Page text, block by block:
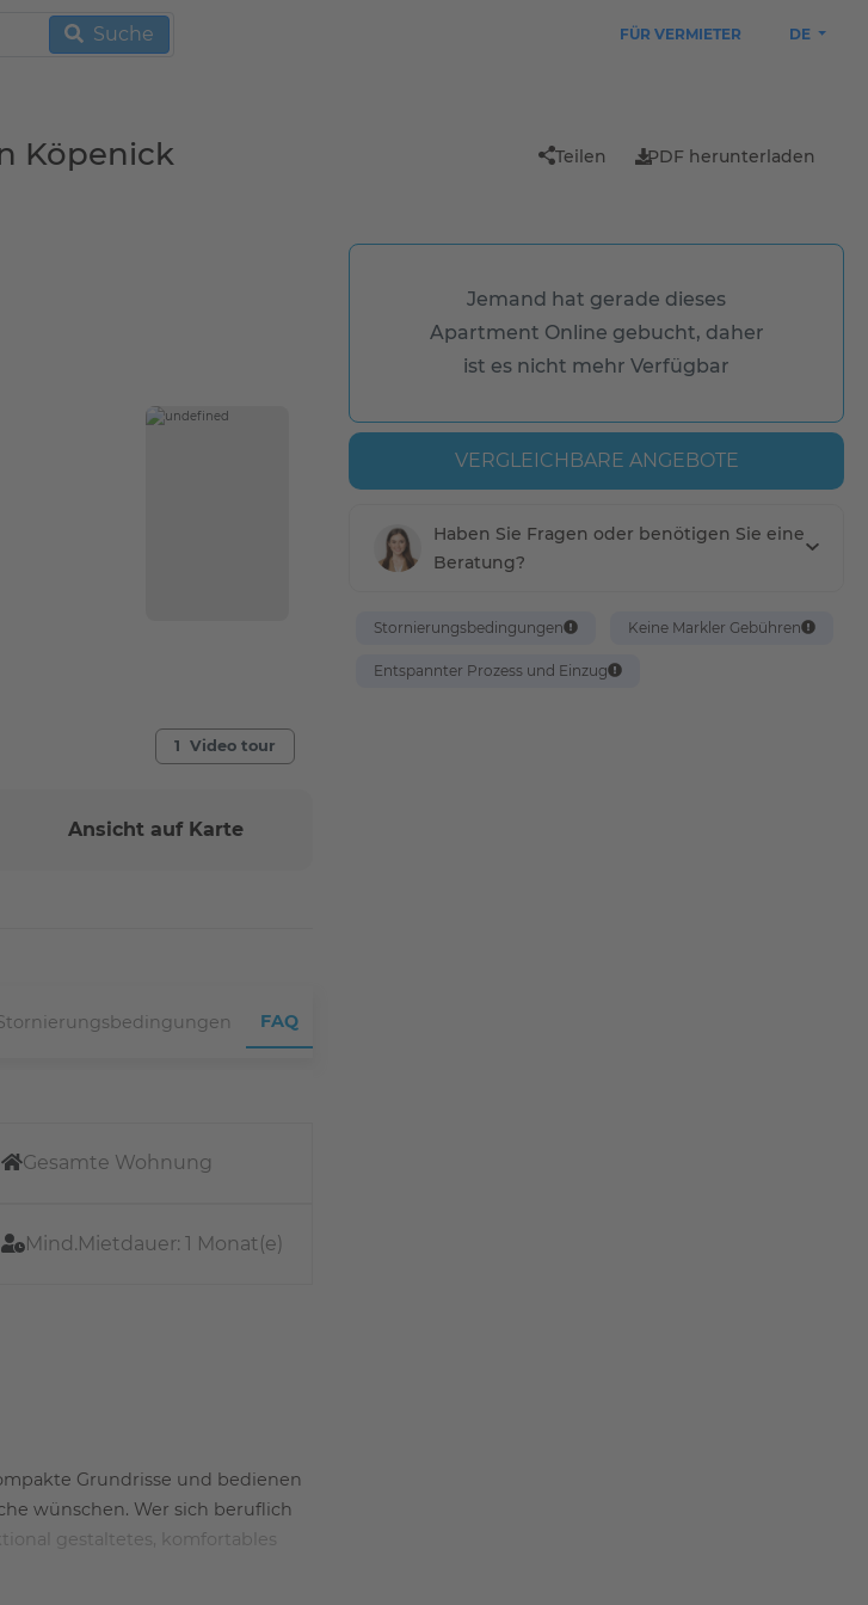
Suche FÜR VERMIETER DE
Köpenick Teilen PDF herunterladen
1 Video tour
Ansicht auf Karte
FAQ
Gesamte Wohnung
Mind.Mietdauer: 1 Monat(e)
Grundrisse und bedienen
wünschen. Wer sich beruflich
gestaltetes, komfortables
Jemand hat gerade dieses
Apartment Online gebucht, daher
ist es nicht mehr Verfügbar
VERGLEICHBARE ANGEBOTE
Haben Sie Fragen oder benötigen Sie eine
Beratung?
Stornierungsbedingungen Keine Markler Gebühren
Entspannter Prozess und Einzug